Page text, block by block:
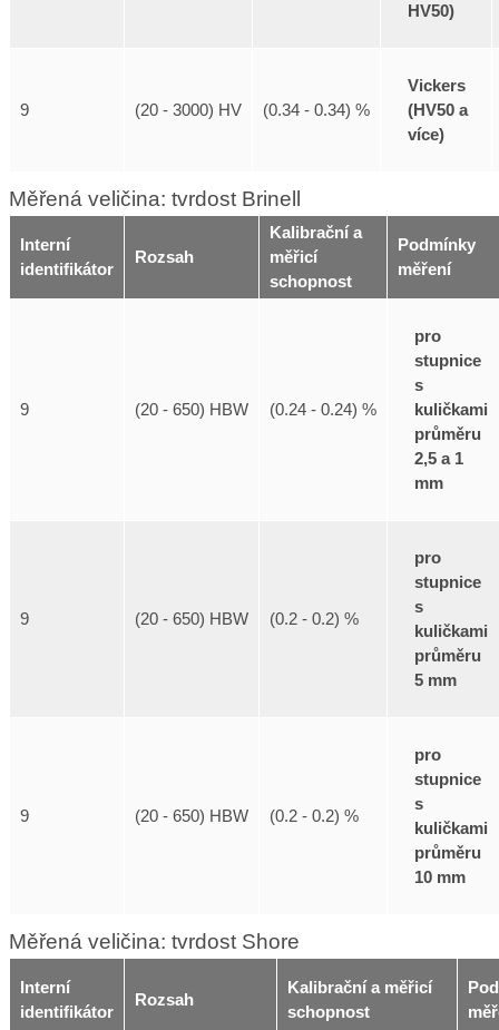
HV50)
9 (20 - 3000) HV (0.34 - 0.34) %
Vickers
(HV50 a
více)
Měřená veličina: tvrdost Brinell
Interní
identifikátor
Rozsah
Kalibrační a
měřicí
schopnost
Podmínky
měření
9 (20 - 650) HBW (0.24 - 0.24) %
pro
stupnice
s
kuličkami
průměru
2,5 a 1
mm
9 (20 - 650) HBW (0.2 - 0.2) %
pro
stupnice
s
kuličkami
průměru
5 mm
9 (20 - 650) HBW (0.2 - 0.2) %
pro
stupnice
s
kuličkami
průměru
10 mm
Měřená veličina: tvrdost Shore
Interní
identifikátor
Rozsah
Kalibrační a měřicí
schopnost